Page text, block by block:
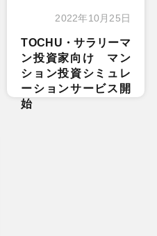
2022年10月25日
TOCHU・サラリーマ
ン投資家向け マン
ション投資シミュレ
ーションサービス開
始